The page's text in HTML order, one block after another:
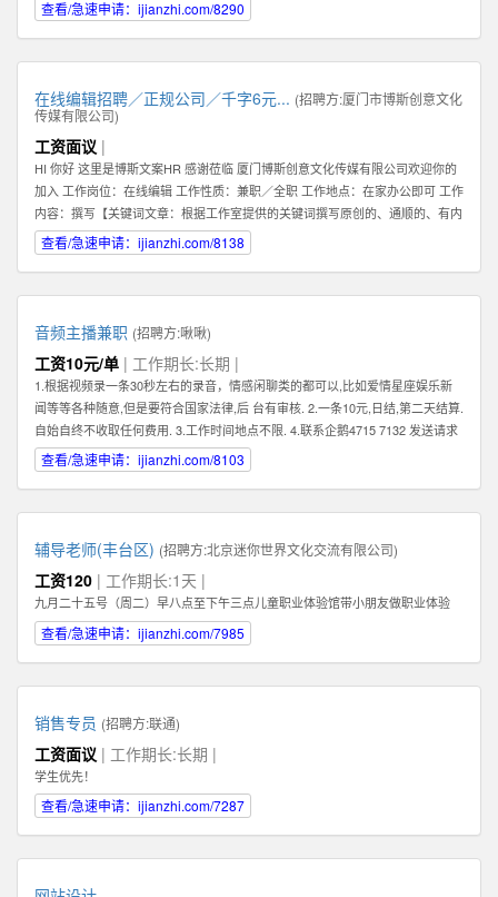
查看/急速申请：ijianzhi.com/8290
在线编辑招聘／正规公司／千字6元... (招聘方:厦门市博斯创意文化
传媒有限公司)
工资面议 |
HI 你好 这里是博斯文案HR 感谢莅临 厦门博斯创意文化传媒有限公司欢迎你的
加入 工作岗位：在线编辑 工作性质：兼职／全职 工作地点：在家办公即可 工作
内容：撰写【关键词文章：根据工作室提供的关键词撰写原创的、通顺的、有内
容的文章】 文章要求：质量一般，重点要求原创（不可复制网络文章）、通
顺。 编辑薪资：稿酬制。【6元／1000字】 非诚勿扰。考虑清楚自己是否合
查看/急速申请：ijianzhi.com/8138
音频主播兼职 (招聘方:啾啾)
工资10元/单 | 工作期长:长期 |
1.根据视频录一条30秒左右的录音，情感闲聊类的都可以,比如爱情星座娱乐新
闻等等各种随意,但是要符合国家法律,后 台有审核. 2.一条10元,日结,第二天结算.
自始自终不收取任何费用. 3.工作时间地点不限. 4.联系企鹅4715 7132 发送请求
时,请备注录音采集兼职.
查看/急速申请：ijianzhi.com/8103
辅导老师(丰台区) (招聘方:北京迷你世界文化交流有限公司)
工资120 | 工作期长:1天 |
九月二十五号（周二）早八点至下午三点儿童职业体验馆带小朋友做职业体验
查看/急速申请：ijianzhi.com/7985
销售专员 (招聘方:联通)
工资面议 | 工作期长:长期 |
学生优先！
查看/急速申请：ijianzhi.com/7287